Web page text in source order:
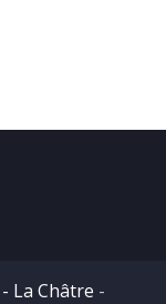
La Châtre -